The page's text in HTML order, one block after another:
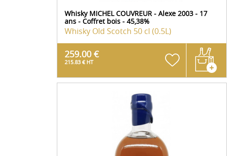
Whisky MICHEL COUVREUR - Alexe 2003 - 17
ans - Coffret bois - 45,38%
Whisky Old Scotch 50 cl (0.5L)
259.00 €
215.83 € HT